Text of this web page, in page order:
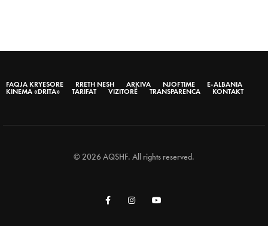
FAQJA KRYESORE RRETH NESH ARKIVA NJOFTIME
E-ALBANIA
KINEMA «DRITA»
TARIFAT VIZITORË TRANSPARENCA KONTAKT
© 2026 AQSHF. All rights reserved.